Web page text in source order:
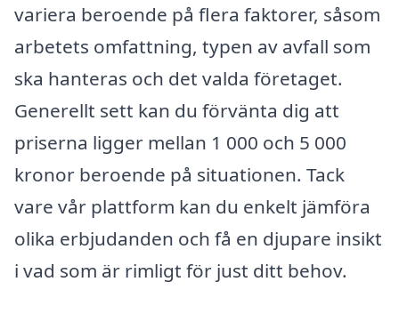
variera beroende på flera faktorer, såsom
arbetets omfattning, typen av avfall som
ska hanteras och det valda företaget.
Generellt sett kan du förvänta dig att
priserna ligger mellan 1 000 och 5 000
kronor beroende på situationen. Tack
vare vår plattform kan du enkelt jämföra
olika erbjudanden och få en djupare insikt
i vad som är rimligt för just ditt behov.